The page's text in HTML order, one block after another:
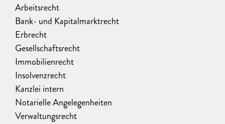
Arbeitsrecht
Bank- und Kapitalmarktrecht
Erbrecht
Gesellschaftsrecht
Immobilienrecht
Insolvenzrecht
Kanzlei intern
Notarielle Angelegenheiten
Verwaltungsrecht